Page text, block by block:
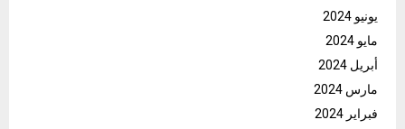
يونيو 2024
مايو 2024
أبريل 2024
مارس 2024
فبراير 2024